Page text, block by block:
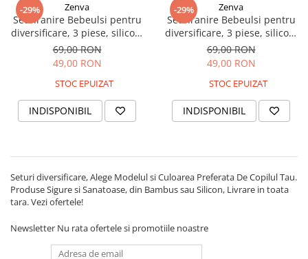
-29% Zenva
Set hranire Bebeulsi pentru
diversificare, 3 piese, silicon,
fara BPA, Roz
69,00 RON
49,00 RON
STOC EPUIZAT
INDISPONIBIL
-29% Zenva
Set hranire Bebeulsi pentru
diversificare, 3 piese, silicon,
fara BPA, Albastru
69,00 RON
49,00 RON
STOC EPUIZAT
INDISPONIBIL
Seturi diversificare, Alege Modelul si Culoarea Preferata De Copilul Tau.
Produse Sigure si Sanatoase, din Bambus sau Silicon, Livrare in toata
tara. Vezi ofertele!
Newsletter Nu rata ofertele si promotiile noastre